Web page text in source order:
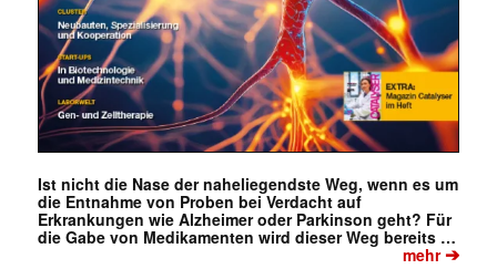
Ist nicht die Nase der naheliegendste Weg, wenn es um
die Entnahme von Proben bei Verdacht auf
Erkrankungen wie Alzheimer oder Parkinson geht? Für
die Gabe von Medikamenten wird dieser Weg bereits …
mehr➔